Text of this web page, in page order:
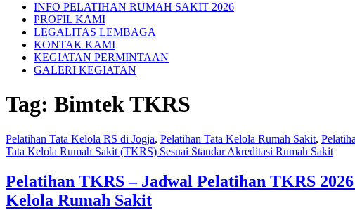
INFO PELATIHAN RUMAH SAKIT 2026
PROFIL KAMI
LEGALITAS LEMBAGA
KONTAK KAMI
KEGIATAN PERMINTAAN
GALERI KEGIATAN
Tag: Bimtek TKRS
Pelatihan Tata Kelola RS di Jogja, Pelatihan Tata Kelola Rumah Sakit,
Tata Kelola Rumah Sakit (TKRS) Sesuai Standar Akreditasi Rumah Sakit
Pelatihan TKRS – Jadwal Pelatihan TKRS
Kelola Rumah Sakit